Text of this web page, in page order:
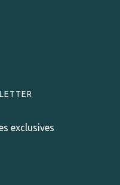
exclusives